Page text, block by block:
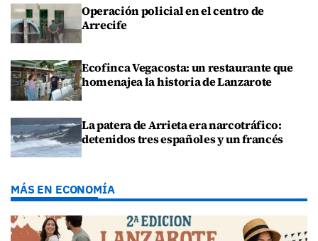
Operación policial en el centro de
Arrecife
Ecofinca Vegacosta: un restaurante que
homenajea la historia de Lanzarote
La patera de Arrieta era narcotráfico:
detenidos tres españoles y un francés
MÁS EN ECONOMÍA